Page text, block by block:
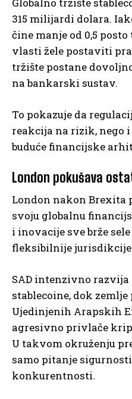
315 milijardi dolara.
čine manje od 0,5
vlasti žele postaviti
tržište postane
na bankarski sustav.
To pokazuje da
reakcija na rizik, nego
buduće financijske
London pokušava
London nakon Brexita
svoju globalnu
i inovacije sve brže
fleksibilnije
SAD intenzivno
stablecoine, dok
Ujedinjenih Arapskih
agresivno privlače
U takvom okruženju
samo pitanje
konkurentnosti.